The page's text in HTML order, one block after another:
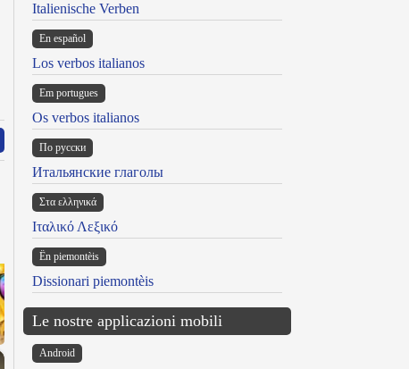
Italienische Verben
En español
Los verbos italianos
Em portugues
Os verbos italianos
По русски
Итальянские глаголы
Στα ελληνικά
Ιταλικό Λεξικό
Ën piemontèis
Dissionari piemontèis
Le nostre applicazioni mobili
Android